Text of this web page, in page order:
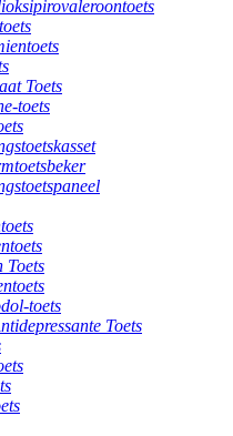
Toets
toets
Toets
toets
Toets